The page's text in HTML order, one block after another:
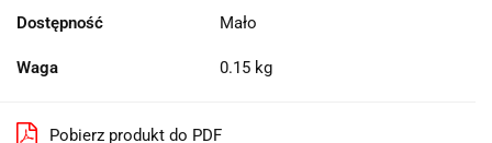
Dostępność Mało
Waga 0.15 kg
Pobierz produkt do PDF